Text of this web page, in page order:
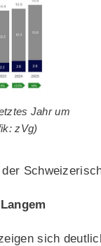
Jahr um
zVg)
sich